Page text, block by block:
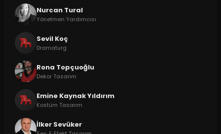
Nurcan Tural
Yönetmen Yardımcısı
Sevil Koç
Dramaturg
Rona Topçuoğlu
Dekor Tasarım
Emine Kaynak Yıldırım
Kostüm Tasarım
İlker Sevüker